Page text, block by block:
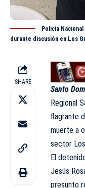
Policía
durante discusión en Los
SHARE
Santo
Regional
flagrante
muerte a
sector
El
Jesús
presunto